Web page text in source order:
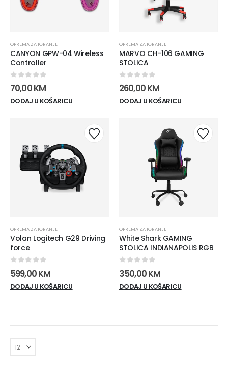
OPREMA ZA IGRANJE
CANYON GPW-04 Wireless
Controller
0out of 5
70,00KM
DODAJ U KOŠARICU
OPREMA ZA IGRANJE
MARVO CH-106 GAMING
STOLICA
0out of 5
260,00KM
DODAJ U KOŠARICU
OPREMA ZA IGRANJE
Volan Logitech G29 Driving
force
0out of 5
599,00KM
DODAJ U KOŠARICU
OPREMA ZA IGRANJE
White Shark GAMING
STOLICA INDIANAPOLIS RGB
0 out of 5
350,00KM
DODAJ U KOŠARICU